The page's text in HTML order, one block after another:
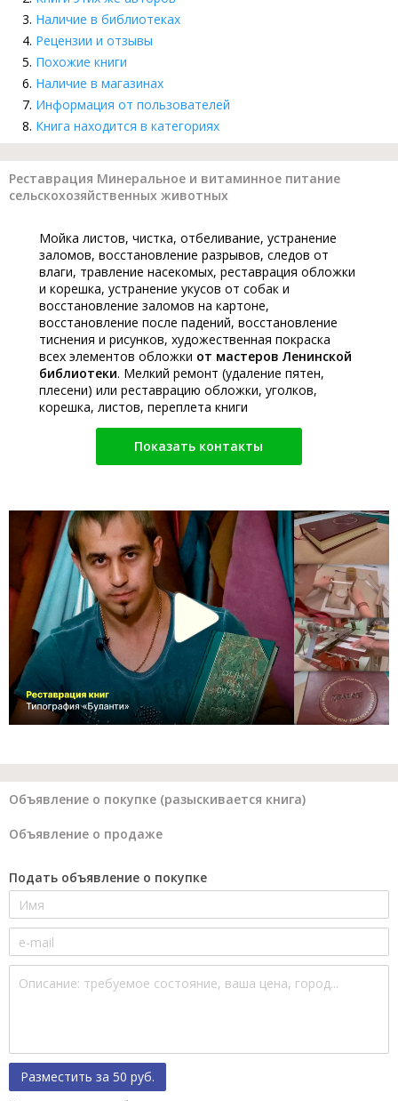
Наличие в библиотеках
Рецензии и отзывы
Похожие книги
Наличие в магазинах
Информация от пользователей
Книга находится в категориях
Реставрация Минеральное и витаминное питание
сельскохозяйственных животных
Мойка листов, чистка, отбеливание, устранение
заломов, восстановление разрывов, следов от
влаги, травление насекомых, реставрация обложки
и корешка, устранение укусов от собак и
восстановление заломов на картоне,
восстановление после падений, восстановление
тиснения и рисунков, художественная покраска
всех элементов обложки от мастеров Ленинской
библиотеки. Мелкий ремонт (удаление пятен,
плесени) или реставрацию обложки, уголков,
корешка, листов, переплета книги
Показать контакты
Объявление о покупке (разыскивается книга)
Объявление о продаже
Подать объявление о покупке
Разместить за 50 руб.